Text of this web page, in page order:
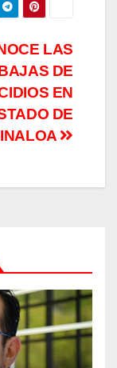
LAS
DE
EN
DE